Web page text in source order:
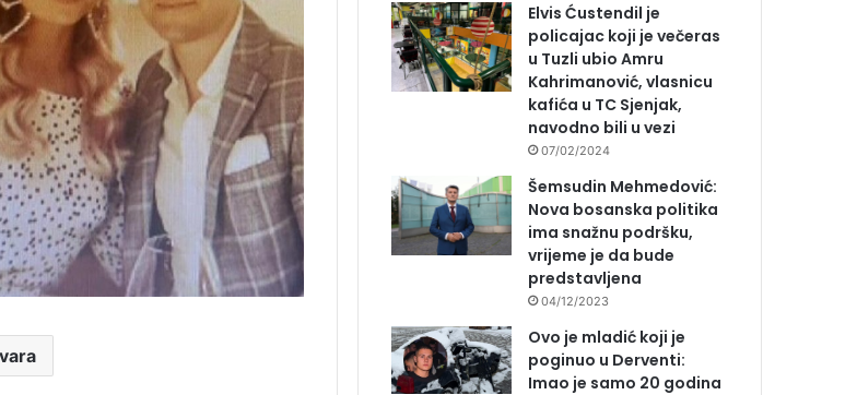
Elvis Ćustendil je
policajac koji je večeras
u Tuzli ubio Amru
Kahrimanović, vlasnicu
kafića u TC Sjenjak,
navodno bili u vezi
07/02/2024
Šemsudin Mehmedović:
Nova bosanska politika
ima snažnu podršku,
vrijeme je da bude
predstavljena
04/12/2023
Ovo je mladić koji je
poginuo u Derventi:
Imao je samo 20 godina